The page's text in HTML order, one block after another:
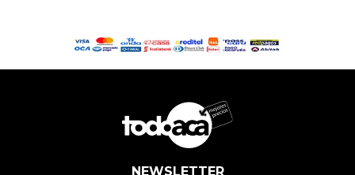
NEWSLETTER